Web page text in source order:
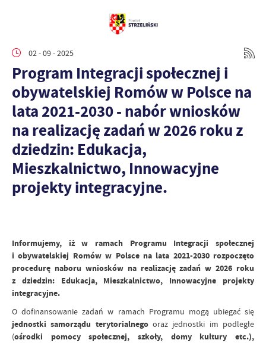
02 - 09 - 2025
Program Integracji społecznej i
obywatelskiej Romów w Polsce na
lata 2021-2030 - nabór wniosków
na realizację zadań w 2026 roku z
dziedzin: Edukacja,
Mieszkalnictwo, Innowacyjne
projekty integracyjne.
Informujemy, iż w ramach Programu Integracji społecznej
i obywatelskiej Romów w Polsce na lata 2021-2030 rozpoczęto
procedurę naboru wniosków na realizację zadań w 2026 roku
z dziedzin: Edukacja, Mieszkalnictwo, Innowacyjne projekty
integracyjne.
O dofinansowanie zadań w ramach Programu mogą ubiegać się
jednostki samorządu terytorialnegooraz jednostki im podległe
(ośrodki pomocy społecznej, szkoły, domy kultury etc.),